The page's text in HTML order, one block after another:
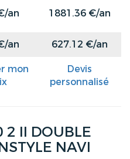
an 1881.36 €/an
an 627.12 €/an
mon
Devis
personnalisé
2 II DOUBLE
NAVI